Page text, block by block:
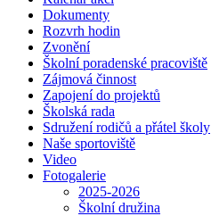
Dokumenty
Rozvrh hodin
Zvonění
Školní poradenské pracoviště
Zájmová činnost
Zapojení do projektů
Školská rada
Sdružení rodičů a přátel školy
Naše sportoviště
Video
Fotogalerie
2025-2026
Školní družina